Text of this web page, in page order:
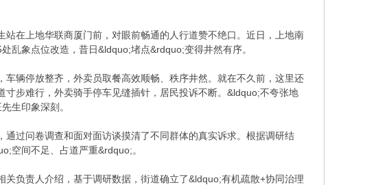
在上地华联商厦门前，对眼前畅通的人行道赞不绝口。近日，上地南
乱象点位改造，昔日&ldquo;堵点&rdquo;变得井然有序。
辆停放整齐，外卖员取餐高效顺畅、秩序井然。就在不久前，这里还
步难行，外卖骑手停车见缝插针，居民投诉不断。&ldquo;不夸张地
生印象深刻。
过问卷调查和面对面访谈摸清了不同群体的真实诉求。根据调研结
空间不足、占道严重&rdquo;。
负责人介绍，基于调研数据，街道确立了&ldquo;有机疏散+协同治理